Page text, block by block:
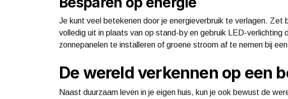
Je kunt veel betekenen door je energieverbruik te verlagen. Zet
volledig uit in plaats van op stand-by en gebruik LED-verlichting
zonnepanelen te installeren of groene stroom af te nemen bij
De wereld verkennen op een
Naast duurzaam leven in je eigen huis, kun je ook bewust de